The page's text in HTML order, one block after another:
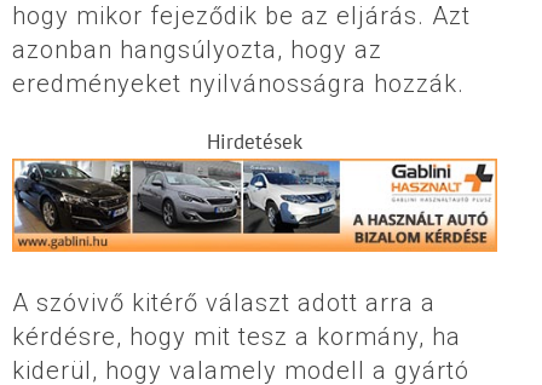
hogy mikor fejeződik be az eljárás. Azt
azonban hangsúlyozta, hogy az
eredményeket nyilvánosságra hozzák.
Hirdetések
A szóvivő kitérő választ adott arra a
kérdésre, hogy mit tesz a kormány, ha
kiderül, hogy valamely modell a gyártó